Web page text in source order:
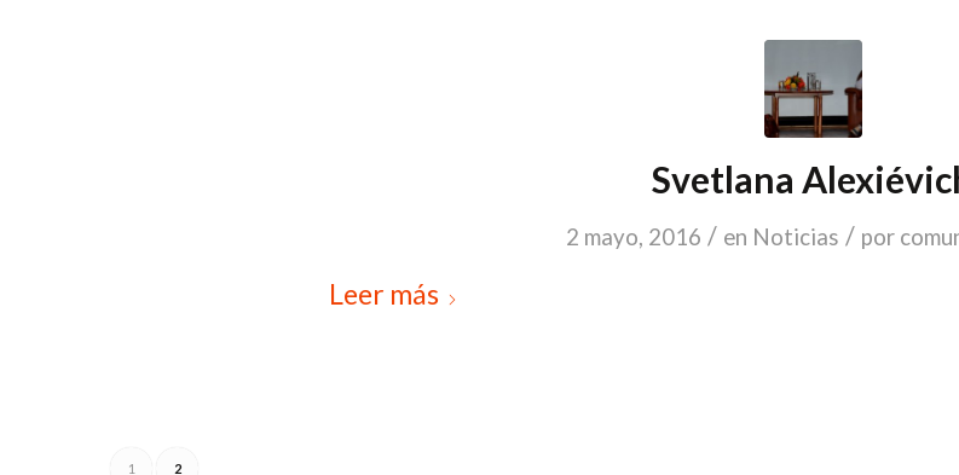
Svetlana
2 mayo, 2016 / en Noticias / por
Leer más
1 2